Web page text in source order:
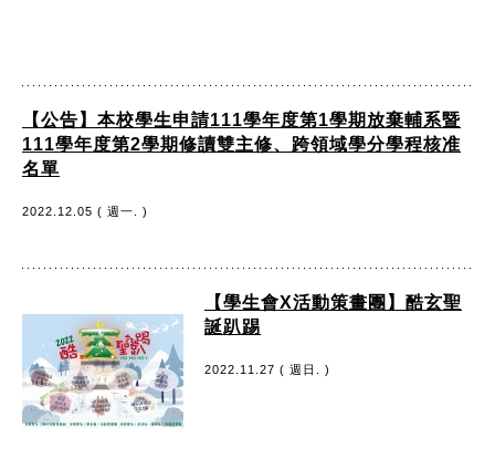
【公告】本校學生申請111學年度第1學期放棄輔系暨
111學年度第2學期修讀雙主修、跨領域學分學程核准
名單
2022.12.05 ( 週一. )
【學生會X活動策畫團】酷玄聖
誕趴踢
2022.11.27 ( 週日. )